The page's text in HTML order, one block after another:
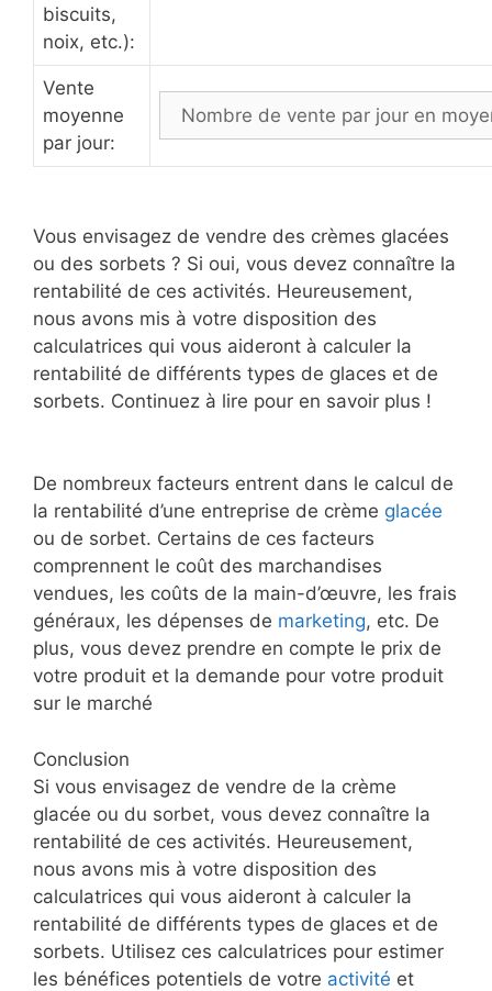
biscuits,
noix, etc.):
Vente
moyenne
par jour:
Vous envisagez de vendre des crèmes glacées
ou des sorbets ? Si oui, vous devez connaître la
rentabilité de ces activités. Heureusement,
nous avons mis à votre disposition des
calculatrices qui vous aideront à calculer la
rentabilité de différents types de glaces et de
sorbets. Continuez à lire pour en savoir plus !
De nombreux facteurs entrent dans le calcul de
la rentabilité d’une entreprise de crème glacée
ou de sorbet. Certains de ces facteurs
comprennent le coût des marchandises
vendues, les coûts de la main-d’œuvre, les frais
généraux, les dépenses de marketing, etc. De
plus, vous devez prendre en compte le prix de
votre produit et la demande pour votre produit
sur le marché
Conclusion
Si vous envisagez de vendre de la crème
glacée ou du sorbet, vous devez connaître la
rentabilité de ces activités. Heureusement,
nous avons mis à votre disposition des
calculatrices qui vous aideront à calculer la
rentabilité de différents types de glaces et de
sorbets. Utilisez ces calculatrices pour estimer
les bénéfices potentiels de votre activité et